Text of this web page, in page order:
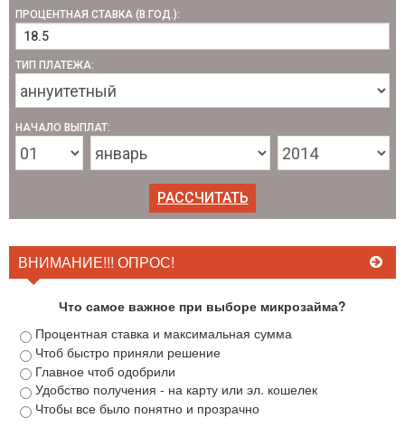
ПРОЦЕНТНАЯ СТАВКА (В ГОД.):
ТИП ПЛАТЕЖА:
НАЧАЛО ВЫПЛАТ:
ВНИМАНИЕ!!! ОПРОС!
Что самое важное при выборе микрозайма?
Процентная ставка и максимальная сумма
Чтоб быстро приняли решение
Главное чтоб одобрили
Удобство получения - на карту или эл. кошелек
Чтобы все было понятно и прозрачно